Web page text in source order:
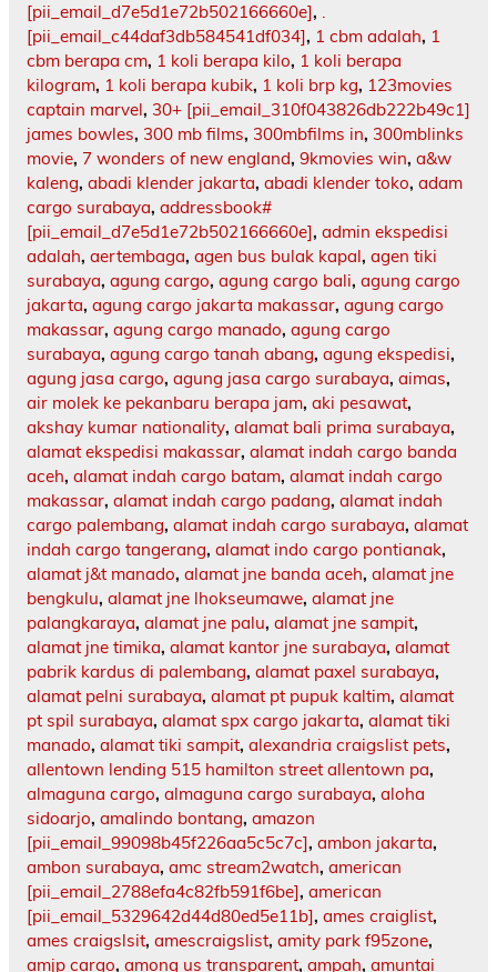
[pii_email_d7e5d1e72b502166660e], .
[pii_email_c44daf3db584541df034], 1 cbm adalah, 1
cbm berapa cm, 1 koli berapa kilo, 1 koli berapa
kilogram, 1 koli berapa kubik, 1 koli brp kg, 123movies
captain marvel, 30+ [pii_email_310f043826db222b49c1]
james bowles, 300 mb films, 300mbfilms in, 300mblinks
movie, 7 wonders of new england, 9kmovies win, a&w
kaleng, abadi klender jakarta, abadi klender toko, adam
cargo surabaya, addressbook#
[pii_email_d7e5d1e72b502166660e], admin ekspedisi
adalah, aertembaga, agen bus bulak kapal, agen tiki
surabaya, agung cargo, agung cargo bali, agung cargo
jakarta, agung cargo jakarta makassar, agung cargo
makassar, agung cargo manado, agung cargo
surabaya, agung cargo tanah abang, agung ekspedisi,
agung jasa cargo, agung jasa cargo surabaya, aimas,
air molek ke pekanbaru berapa jam, aki pesawat,
akshay kumar nationality, alamat bali prima surabaya,
alamat ekspedisi makassar, alamat indah cargo banda
aceh, alamat indah cargo batam, alamat indah cargo
makassar, alamat indah cargo padang, alamat indah
cargo palembang, alamat indah cargo surabaya, alamat
indah cargo tangerang, alamat indo cargo pontianak,
alamat j&t manado, alamat jne banda aceh, alamat jne
bengkulu, alamat jne lhokseumawe, alamat jne
palangkaraya, alamat jne palu, alamat jne sampit,
alamat jne timika, alamat kantor jne surabaya, alamat
pabrik kardus di palembang, alamat paxel surabaya,
alamat pelni surabaya, alamat pt pupuk kaltim, alamat
pt spil surabaya, alamat spx cargo jakarta, alamat tiki
manado, alamat tiki sampit, alexandria craigslist pets,
allentown lending 515 hamilton street allentown pa,
almaguna cargo, almaguna cargo surabaya, aloha
sidoarjo, amalindo bontang, amazon
[pii_email_99098b45f226aa5c5c7c], ambon jakarta,
ambon surabaya, amc stream2watch, american
[pii_email_2788efa4c82fb591f6be], american
[pii_email_5329642d44d80ed5e11b], ames craiglist,
ames craigslsit, amescraigslist, amity park f95zone,
amjp cargo, among us transparent, ampah, amuntai